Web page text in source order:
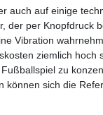
auch auf einige
der per Knopfdruck
Vibration
ziemlich
zu
können sich die